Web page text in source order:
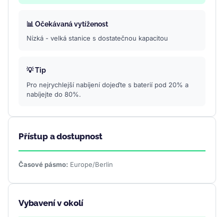
📊 Očekávaná vytíženost
Nízká - velká stanice s dostatečnou kapacitou
💡 Tip
Pro nejrychlejší nabíjení dojeďte s baterií pod 20% a
nabíjejte do 80%.
Přístup a dostupnost
Časové pásmo: Europe/Berlin
Vybavení v okolí